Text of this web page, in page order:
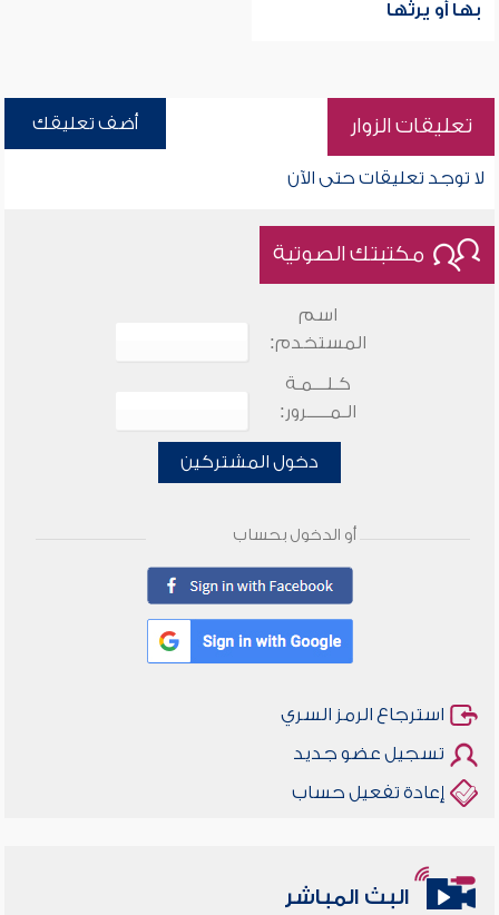
بها أو يرثها
تعليقات الزوار أضف تعليقك
لا توجد تعليقات حتى الآن
مكتبتك الصوتية
اسم
المستخدم:
كـلـــمـة
الـمـــــرور:
دخول المشتركين
أو الدخول بحساب
استرجاع الرمز السري
تسجيل عضو جديد
إعادة تفعيل حساب
البث المباشر